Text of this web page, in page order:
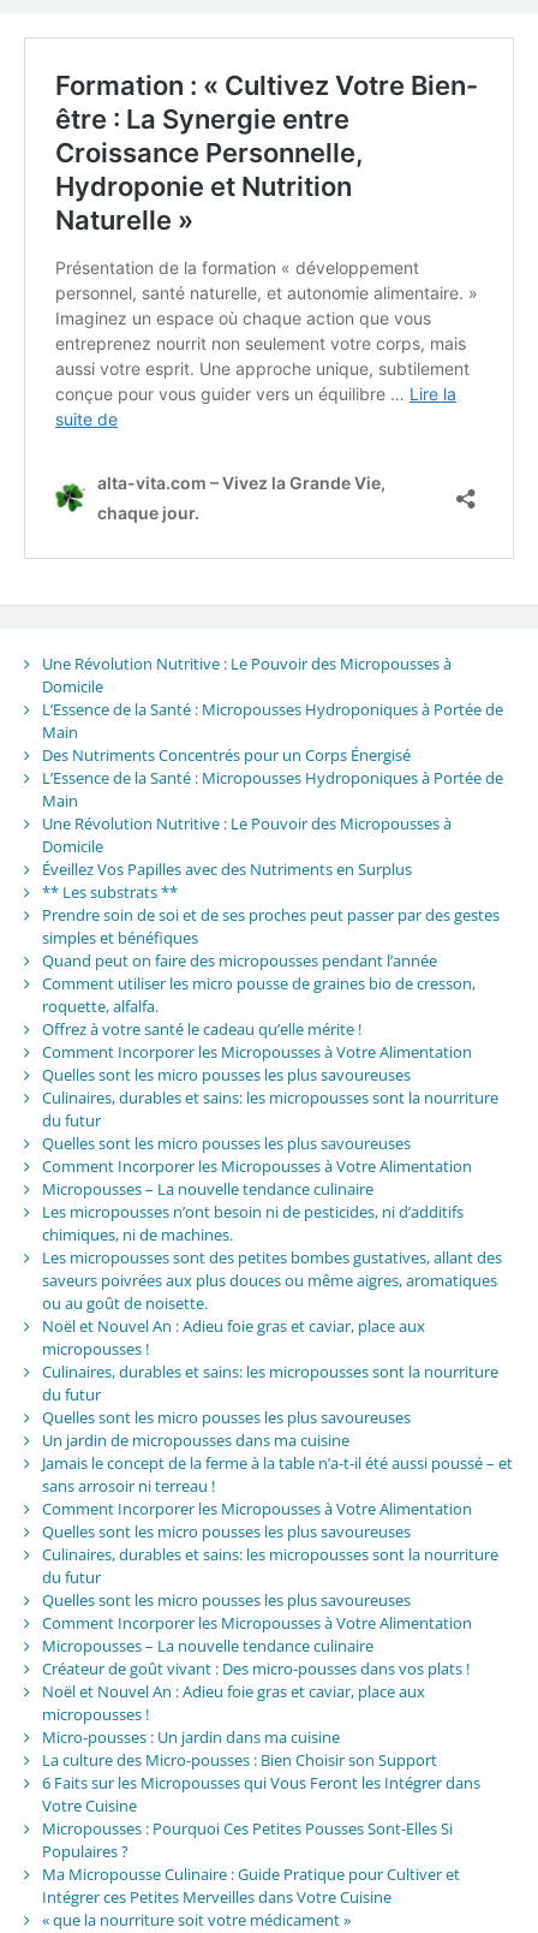
Une Révolution Nutritive : Le Pouvoir des Micropousses à
Domicile
L’Essence de la Santé : Micropousses Hydroponiques à Portée de
Main
Des Nutriments Concentrés pour un Corps Énergisé
L’Essence de la Santé : Micropousses Hydroponiques à Portée de
Main
Une Révolution Nutritive : Le Pouvoir des Micropousses à
Domicile
Éveillez Vos Papilles avec des Nutriments en Surplus
** Les substrats **
Prendre soin de soi et de ses proches peut passer par des gestes
simples et bénéfiques
Quand peut on faire des micropousses pendant l’année
Comment utiliser les micro pousse de graines bio de cresson,
roquette, alfalfa.
Offrez à votre santé le cadeau qu’elle mérite !
Comment Incorporer les Micropousses à Votre Alimentation
Quelles sont les micro pousses les plus savoureuses
Culinaires, durables et sains: les micropousses sont la nourriture
du futur
Quelles sont les micro pousses les plus savoureuses
Comment Incorporer les Micropousses à Votre Alimentation
Micropousses – La nouvelle tendance culinaire
Les micropousses n’ont besoin ni de pesticides, ni d’additifs
chimiques, ni de machines.
Les micropousses sont des petites bombes gustatives, allant des
saveurs poivrées aux plus douces ou même aigres, aromatiques
ou au goût de noisette.
Noël et Nouvel An : Adieu foie gras et caviar, place aux
micropousses !
Culinaires, durables et sains: les micropousses sont la nourriture
du futur
Quelles sont les micro pousses les plus savoureuses
Un jardin de micropousses dans ma cuisine
Jamais le concept de la ferme à la table n’a-t-il été aussi poussé – et
sans arrosoir ni terreau !
Comment Incorporer les Micropousses à Votre Alimentation
Quelles sont les micro pousses les plus savoureuses
Culinaires, durables et sains: les micropousses sont la nourriture
du futur
Quelles sont les micro pousses les plus savoureuses
Comment Incorporer les Micropousses à Votre Alimentation
Micropousses – La nouvelle tendance culinaire
Créateur de goût vivant : Des micro-pousses dans vos plats !
Noël et Nouvel An : Adieu foie gras et caviar, place aux
micropousses !
Micro-pousses : Un jardin dans ma cuisine
La culture des Micro-pousses : Bien Choisir son Support
6 Faits sur les Micropousses qui Vous Feront les Intégrer dans
Votre Cuisine
Micropousses : Pourquoi Ces Petites Pousses Sont-Elles Si
Populaires ?
Ma Micropousse Culinaire : Guide Pratique pour Cultiver et
Intégrer ces Petites Merveilles dans Votre Cuisine
« que la nourriture soit votre médicament »